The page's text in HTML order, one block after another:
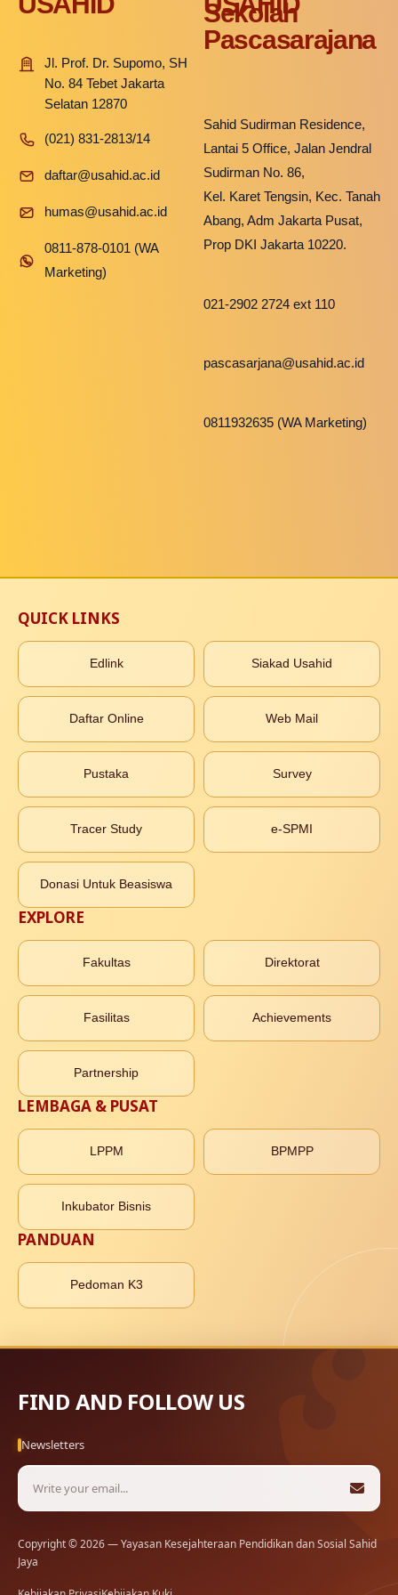
Fakultas Teknologi Pangan & Kesehatan
Gizi
Sekolah Pascasarjana
Magister Ilmu Komunikasi
Magister Manajemen
Magister Hukum
Magister Manajemen Lingkungan
INFO AKADEMIK
ALUMNI
humas@usahid.ac.id
Mon - Fri: 9:00 - 18:30
Jl. Prof. Dr. Supomo, SH
No. 84 Tebet Jakarta
Selatan 12870
(021) 831-2813/14
daftar@usahid.ac.id
humas@usahid.ac.id
0811-878-0101 (WA
Marketing)
Sekolah
Pascasarajana
Sahid Sudirman Residence,
Lantai 5 Office, Jalan Jendral
Sudirman No. 86,
Kel. Karet Tengsin, Kec. Tanah
Abang, Adm Jakarta Pusat,
Prop DKI Jakarta 10220.
021-2902 2724 ext 110
pascasarjana@usahid.ac.id
0811932635 (WA Marketing)
QUICK LINKS
Edlink Siakad Usahid
Daftar Online Web Mail
Pustaka Survey
Tracer Study e-SPMI
Donasi Untuk Beasiswa
EXPLORE
Fakultas Direktorat
Fasilitas Achievements
Partnership
LEMBAGA & PUSAT
LPPM BPMPP
Inkubator Bisnis
PANDUAN
Pedoman K3
FIND AND FOLLOW US
Newsletters
Copyright © 2026 — Yayasan Kesejahteraan Pendidikan dan Sosial Sahid
Jaya